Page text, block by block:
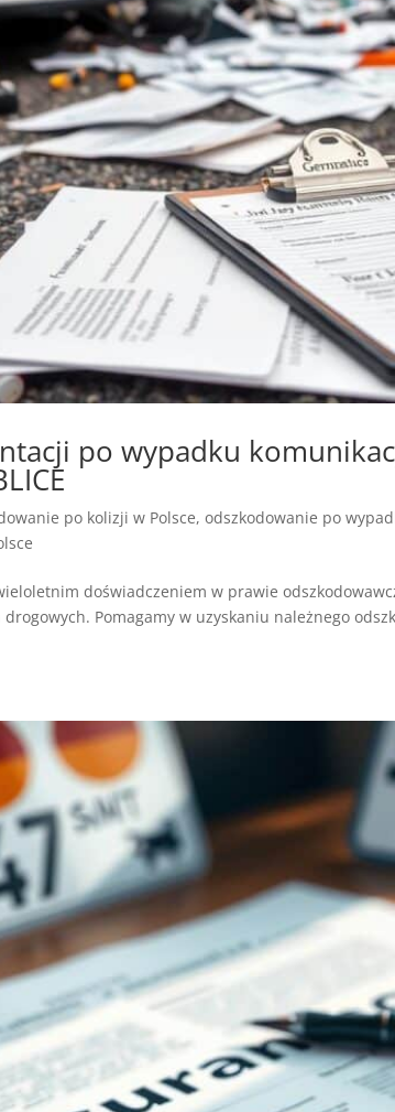
po wypadku
po kolizji w Polsce,odszkodowanie po
wieloletnim doświadczeniem w prawie
Pomagamy w uzyskaniu należnego